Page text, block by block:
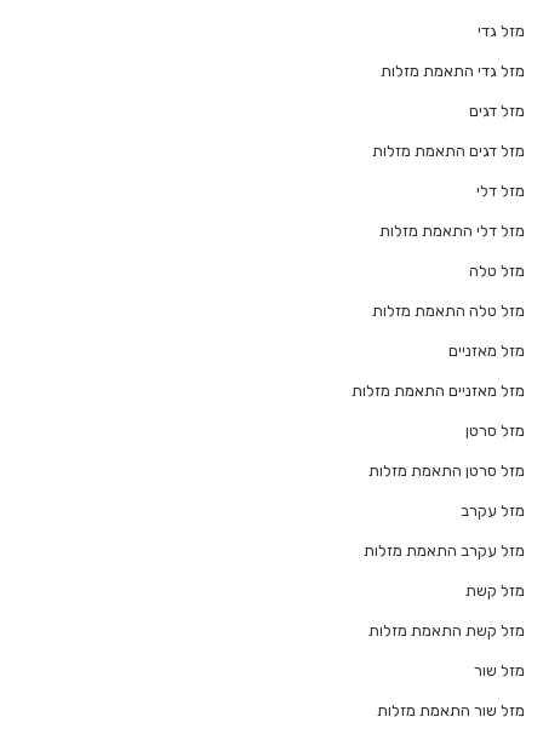
מזל גדי
מזל גדי התאמת מזלות
מזל דגים
מזל דגים התאמת מזלות
מזל דלי
מזל דלי התאמת מזלות
מזל טלה
מזל טלה התאמת מזלות
מזל מאזניים
מזל מאזניים התאמת מזלות
מזל סרטן
מזל סרטן התאמת מזלות
מזל עקרב
מזל עקרב התאמת מזלות
מזל קשת
מזל קשת התאמת מזלות
מזל שור
מזל שור התאמת מזלות